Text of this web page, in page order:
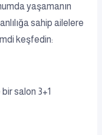
yaşamanın
sahip ailelere
keşfedin:
salon 3+1